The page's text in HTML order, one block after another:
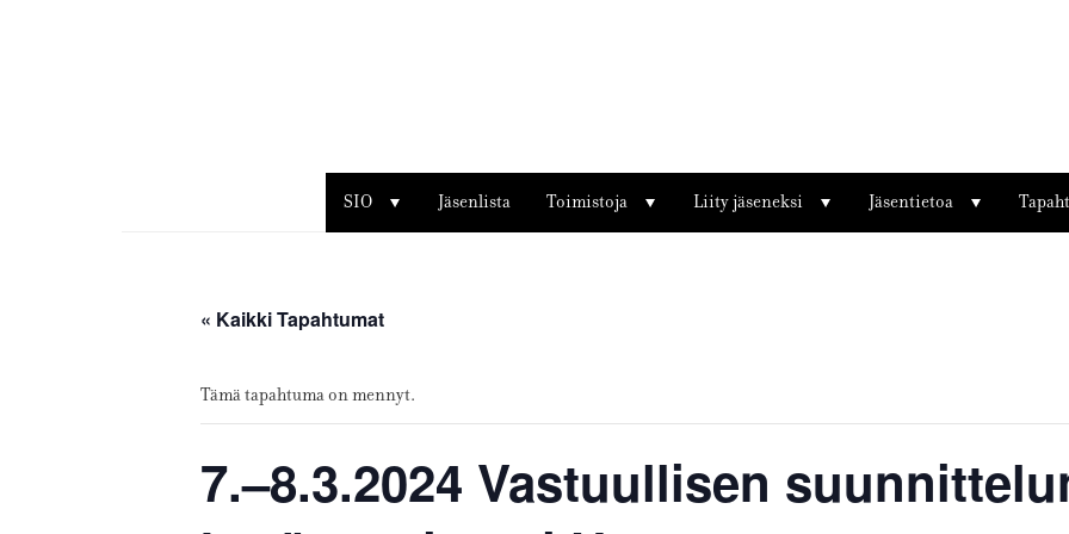
SIO Jäsenlista Toimistoja Liity jäseneksi Jäsentietoa
« Kaikki Tapahtumat
Tämä tapahtuma on mennyt.
7.–8.3.2024 Vastuullisen